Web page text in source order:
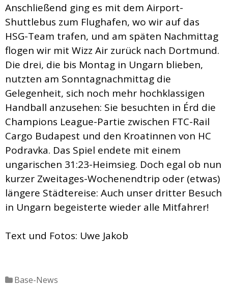
Anschließend ging es mit dem Airport-
Shuttlebus zum Flughafen, wo wir auf das
HSG-Team trafen, und am späten Nachmittag
flogen wir mit Wizz Air zurück nach Dortmund.
Die drei, die bis Montag in Ungarn blieben,
nutzten am Sonntagnachmittag die
Gelegenheit, sich noch mehr hochklassigen
Handball anzusehen: Sie besuchten in Érd die
Champions League-Partie zwischen FTC-Rail
Cargo Budapest und den Kroatinnen von HC
Podravka. Das Spiel endete mit einem
ungarischen 31:23-Heimsieg. Doch egal ob nun
kurzer Zweitages-Wochenendtrip oder (etwas)
längere Städtereise: Auch unser dritter Besuch
in Ungarn begeisterte wieder alle Mitfahrer!
Text und Fotos: Uwe Jakob
Katgeorien
Base-News